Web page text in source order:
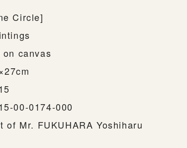
Circle]
on canvas
00-0174-000
of Mr. FUKUHARA Yoshiharu